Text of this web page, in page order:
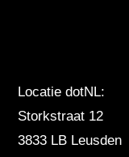
Locatie dotNL:
Storkstraat 12
3833 LB Leusden